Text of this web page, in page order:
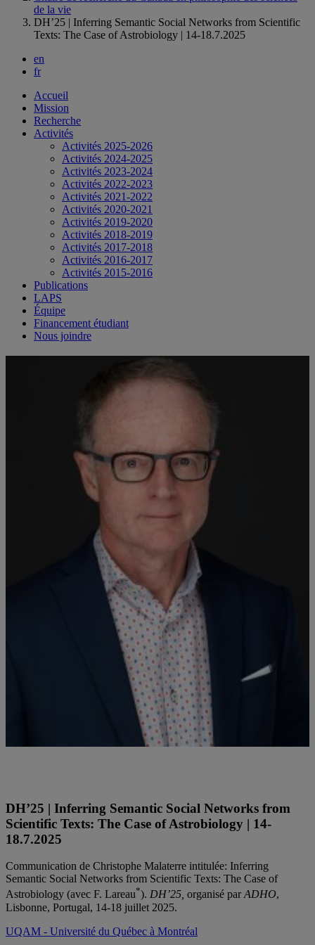
de la vie
DH’25 | Inferring Semantic Social Networks from Scientific
Texts: The Case of Astrobiology | 14-18.7.2025
en
fr
Accueil
Mission
Recherche
Activités
Activités 2025-2026
Activités 2024-2025
Activités 2023-2024
Activités 2022-2023
Activités 2021-2022
Activités 2020-2021
Activités 2019-2020
Activités 2018-2019
Activités 2017-2018
Activités 2016-2017
Activités 2015-2016
Publications
LAPS
Équipe
Financement étudiant
Nous joindre
DH’25 | Inferring Semantic Social Networks from
Scientific Texts: The Case of Astrobiology | 14-
18.7.2025
Communication de Christophe Malaterre intitulée: Inferring
Semantic Social Networks from Scientific Texts: The Case of
Astrobiology (avec F. Lareau*). DH’25, organisé parADHO,
Lisbonne, Portugal, 14-18 juillet 2025.
UQAM - Université du Québec à Montréal